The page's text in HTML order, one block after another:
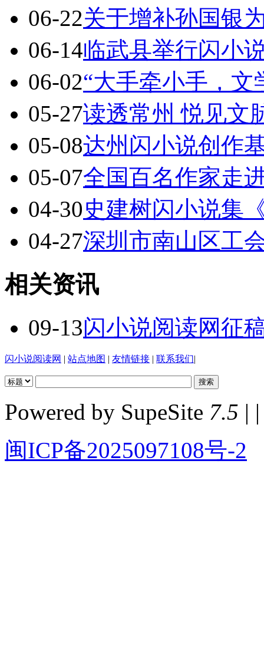
06-22关于增补孙国银
06-14临武县举行闪小
06-02“大手牵小手，
05-27读透常州 悦见
05-08达州闪小说创作
05-07全国百名作家走
04-30史建树闪小说集
04-27深圳市南山区工
相关资讯
09-13闪小说阅读网征
闪小说阅读网 | 站点地图 | 友情链接 | 联系我们|
Powered by SupeSite 7.5 | |
闽ICP备2025097108号-2